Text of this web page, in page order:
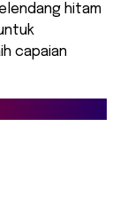
hitam
capaian